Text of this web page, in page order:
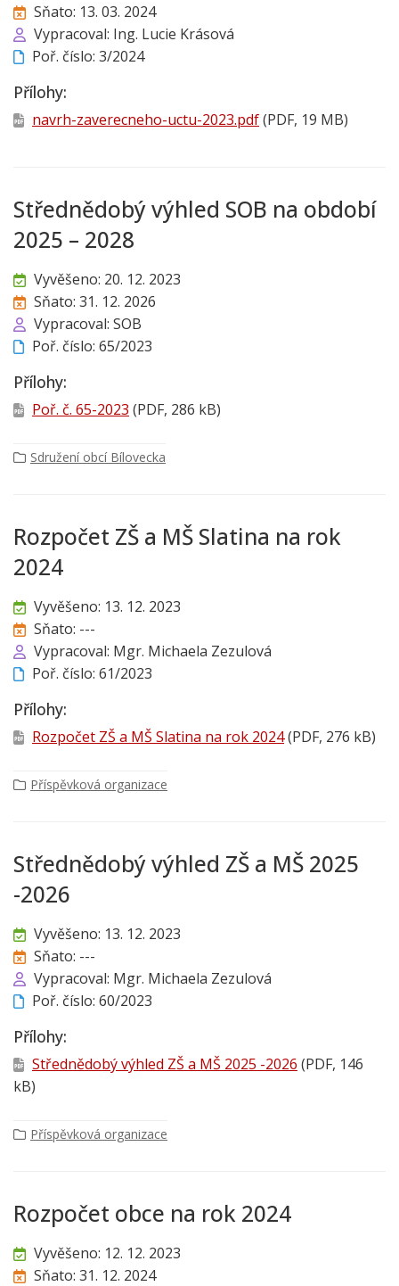
Sňato: 13. 03. 2024
Vypracoval: Ing. Lucie Krásová
Poř. číslo: 3/2024
Přílohy:
navrh-zaverecneho-uctu-2023.pdf(PDF, 19 MB)
Střednědobý výhled SOB na období
2025 – 2028
Vyvěšeno: 20. 12. 2023
Sňato: 31. 12. 2026
Vypracoval: SOB
Poř. číslo: 65/2023
Přílohy:
Poř. č. 65-2023 (PDF, 286 kB)
Sdružení obcí Bílovecka
Rozpočet ZŠ a MŠ Slatina na rok
2024
Vyvěšeno: 13. 12. 2023
Sňato: ---
Vypracoval: Mgr. Michaela Zezulová
Poř. číslo: 61/2023
Přílohy:
Rozpočet ZŠ a MŠ Slatina na rok 2024(PDF, 276 kB)
Příspěvková organizace
Střednědobý výhled ZŠ a MŠ 2025
-2026
Vyvěšeno: 13. 12. 2023
Sňato: ---
Vypracoval: Mgr. Michaela Zezulová
Poř. číslo: 60/2023
Přílohy:
Střednědobý výhled ZŠ a MŠ 2025 -2026 (PDF, 146
kB)
Příspěvková organizace
Rozpočet obce na rok 2024
Vyvěšeno: 12. 12. 2023
Sňato: 31. 12. 2024